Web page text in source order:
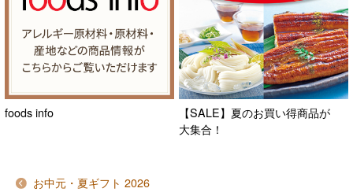
foods info
【SALE】夏のお買い得商品が
大集合！
お中元・夏ギフト 2026